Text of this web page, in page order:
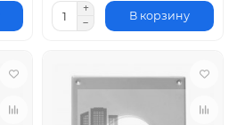
В корзину